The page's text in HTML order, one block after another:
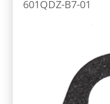
601QDZ-B7-01